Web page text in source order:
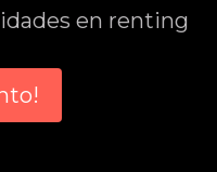
en renting